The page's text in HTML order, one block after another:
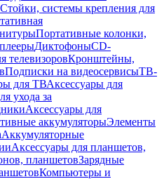
Стойки, системы крепления для
Портативные колонки,
ДиктофоныCD-
телевизоровКронштейны,
Подписки на видеосервисыТВ-
для ТВАксессуары для
ухода за
Аксессуары для
аккумуляторыЭлементы
Аккумуляторные
Аксессуары для планшетов,
планшетовЗарядные
Компьютеры и